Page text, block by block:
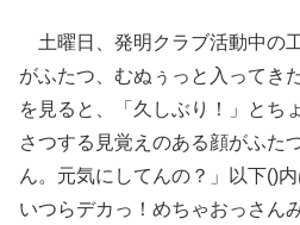
土曜日、発明クラブ活動中の
がふたつ、むぬぅっと入ってき
を見ると、「久しぶり！」とち
さつする見覚えのある顔がふた
ん。元気にしてんの？」以下()
いつらデカっ！めちゃおっさん